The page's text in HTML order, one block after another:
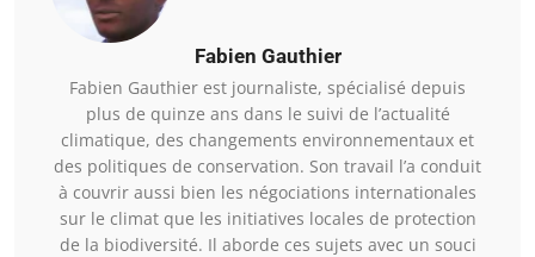
Fabien Gauthier
Fabien Gauthier est journaliste, spécialisé depuis
plus de quinze ans dans le suivi de l’actualité
climatique, des changements environnementaux et
des politiques de conservation. Son travail l’a conduit
à couvrir aussi bien les négociations internationales
sur le climat que les initiatives locales de protection
de la biodiversité. Il aborde ces sujets avec un souci